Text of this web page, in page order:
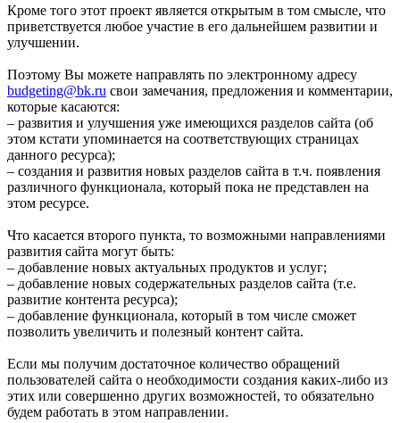
Кроме того этот проект является открытым в том смысле, что
приветствуется любое участие в его дальнейшем развитии и
улучшении.
Поэтому Вы можете направлять по электронному адресу
budgeting@bk.ru свои замечания, предложения и комментарии,
которые касаются:
– развития и улучшения уже имеющихся разделов сайта (об
этом кстати упоминается на соответствующих страницах
данного ресурса);
– создания и развития новых разделов сайта в т.ч. появления
различного функционала, который пока не представлен на
этом ресурсе.
Что касается второго пункта, то возможными направлениями
развития сайта могут быть:
– добавление новых актуальных продуктов и услуг;
– добавление новых содержательных разделов сайта (т.е.
развитие контента ресурса);
– добавление функционала, который в том числе сможет
позволить увеличить и полезный контент сайта.
Если мы получим достаточное количество обращений
пользователей сайта о необходимости создания каких-либо из
этих или совершенно других возможностей, то обязательно
будем работать в этом направлении.